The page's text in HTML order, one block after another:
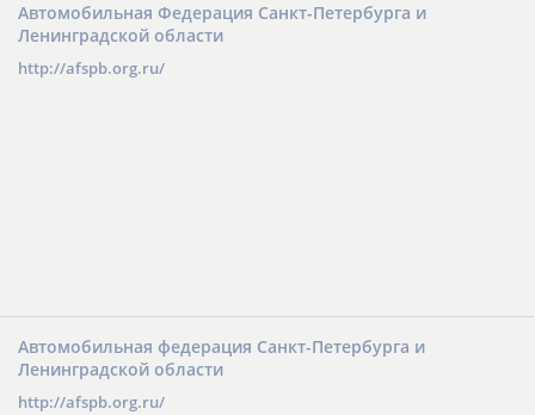
Автомобильная Федерация Санкт-Петербурга и
Ленинградской области
http://afspb.org.ru/
Автомобильная федерация Санкт-Петербурга и
Ленинградской области
http://afspb.org.ru/